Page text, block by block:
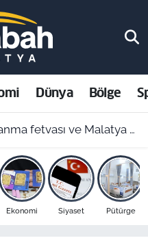
Dünya Bölge
ve Malatya namaz vakitleri
Ekonomi Siyaset Pütürge
Haritası
ve Fikstür